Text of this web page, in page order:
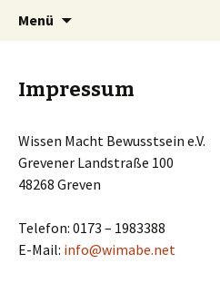
Wissen Macht
Erwachtes
Menü
Impressum
Wissen Macht Bewusstsein e.V.
Grevener Landstraße 100
48268 Greven
Telefon: 0173 – 1983388
E-Mail: info@wimabe.net